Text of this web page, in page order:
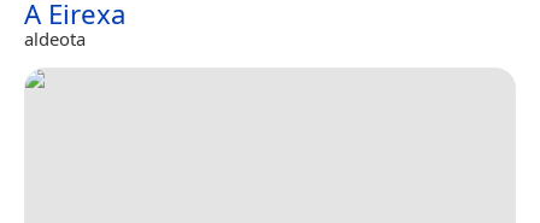
A Eirexa
aldeota